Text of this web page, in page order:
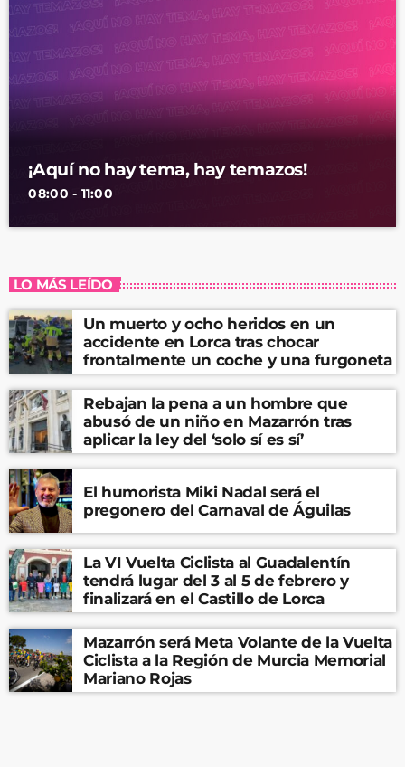
¡Aquí no hay tema, hay temazos!
08:00 - 11:00
LO MÁS LEÍDO
Un muerto y ocho heridos en un
accidente en Lorca tras chocar
frontalmente un coche y una furgoneta
Rebajan la pena a un hombre que
abusó de un niño en Mazarrón tras
aplicar la ley del ‘solo sí es sí’
El humorista Miki Nadal será el
pregonero del Carnaval de Águilas
La VI Vuelta Ciclista al Guadalentín
tendrá lugar del 3 al 5 de febrero y
finalizará en el Castillo de Lorca
Mazarrón será Meta Volante de la Vuelta
Ciclista a la Región de Murcia Memorial
Mariano Rojas